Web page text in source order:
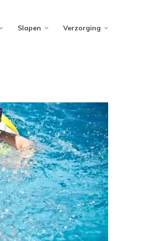
Slapen Verzorging